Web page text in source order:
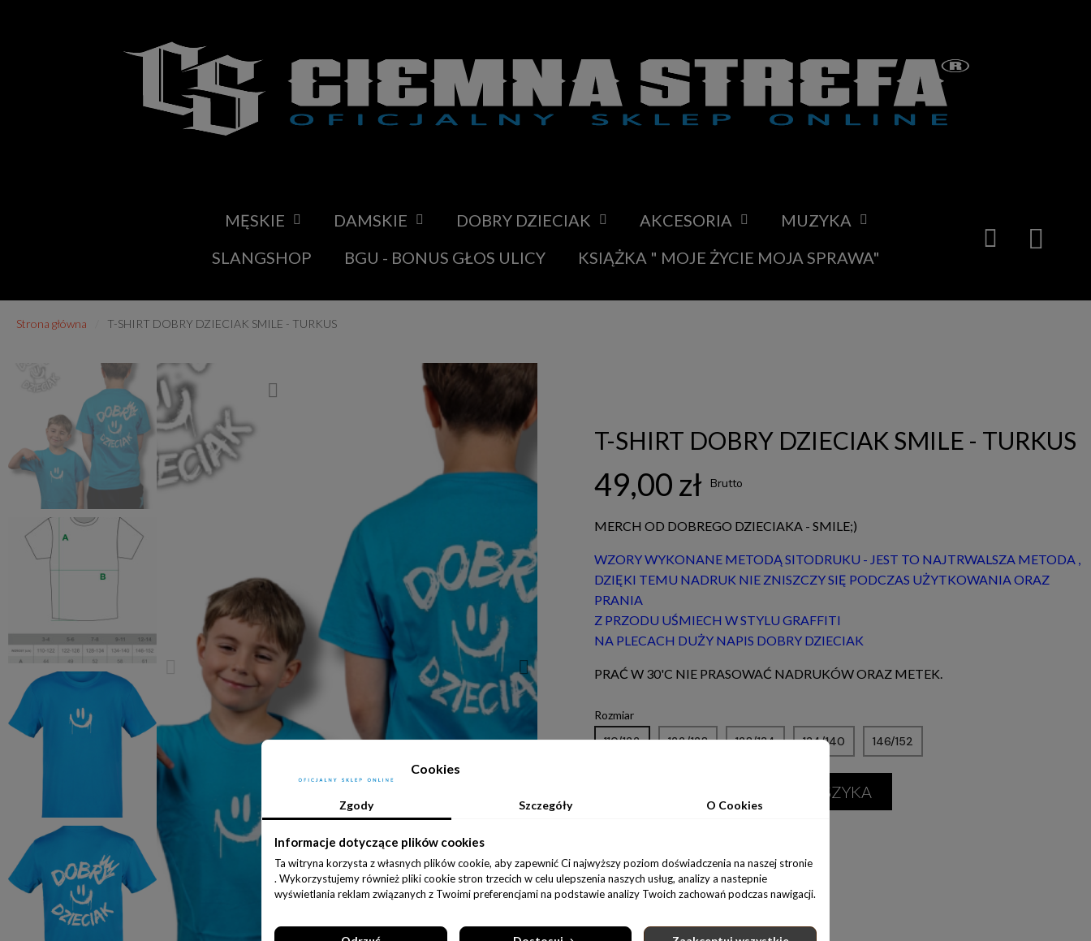
MĘSKIE DAMSKIE DOBRY DZIECIAK AKCESORIA
MUZYKA
SLANGSHOP
BGU - BONUS GŁOS ULICY KSIĄŻKA " MOJE ŻYCIE MOJA SPRAWA"
Strona główna T-SHIRT DOBRY DZIECIAK SMILE - TURKUS
T-SHIRT DOBRY DZIECIAK SMILE - TURKUS
49,00 zł Brutto
MERCH OD DOBREGO DZIECIAKA - SMILE;)
WZORY WYKONANE METODĄ SITODRUKU - JEST TO NAJTRWALSZA METODA ,
DZIĘKI TEMU NADRUK NIE ZNISZCZY SIĘ PODCZAS UŻYTKOWANIA ORAZ
PRANIA
Z PRZODU UŚMIECH W STYLU GRAFFITI
NA PLECACH DUŻY NAPIS DOBRY DZIECIAK
PRAĆ W 30'C NIE PRASOWAĆ NADRUKÓW ORAZ METEK.
Rozmiar
110/122 122/128 128/134 134/140 146/152
DODAJ DO KOSZYKA
Cookies
Zgody Szczegóły O Cookies
Informacje dotyczące plików cookies
Ta witryna korzysta z własnych plików cookie, aby zapewnić Ci najwyższy poziom doświadczenia na naszej stronie
. Wykorzystujemy również pliki cookie stron trzecich w celu ulepszenia naszych usług, analizy a nastepnie
wyświetlania reklam związanych z Twoimi preferencjami na podstawie analizy Twoich zachowań podczas nawigacji.